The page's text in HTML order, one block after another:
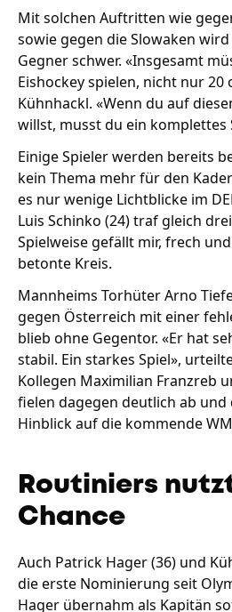
Mit solchen Auftritten wie
sowie gegen die Slowaken
Gegner schwer. «Insgesamt
Eishockey spielen, nicht nur
Kühnhackl. «Wenn du auf
willst, musst du ein komplettes
Einige Spieler werden bereits
kein Thema mehr für den
es nur wenige Lichtblicke im
Luis Schinko (24) traf gleich
Spielweise gefällt mir, frech
betonte Kreis.
Mannheims Torhüter Arno
gegen Österreich mit einer
blieb ohne Gegentor. «Er hat
stabil. Ein starkes Spiel»,
Kollegen Maximilian Franzreb
fielen dagegen deutlich ab
Hinblick auf die kommende
Routiniers
Chance
Auch Patrick Hager (36) und
die erste Nominierung seit
Hager übernahm als Kapitän